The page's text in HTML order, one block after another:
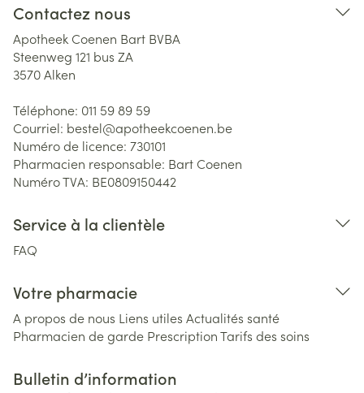
Contactez nous
Apotheek Coenen Bart BVBA
Steenweg 121 bus ZA
3570Alken
Téléphone: 011 59 89 59
Courriel: bestel@apotheekcoenen.be
Numéro de licence: 730101
Pharmacien responsable: Bart Coenen
Numéro TVA: BE0809150442
Service à la clientèle
FAQ
Votre pharmacie
A propos de nous Liens utiles Actualités santé
Pharmacien de garde PrescriptionTarifs des soins
Bulletin d’information